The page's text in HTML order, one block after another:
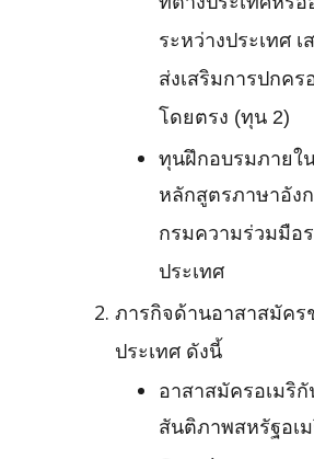
ระหว่างประเทศ
ส่งเสริมการปกคร
โดยตรง (ทุน 2)
ทุนฝึกอบรมภายใ
หลักสูตรภาษาอัง
กรมความร่วมมือ
ประเทศ
ภารกิจด้านอาสาสมัคร
ประเทศ ดังนี้
อาสาสมัครอเมริ
สันติภาพสหรัฐอเ